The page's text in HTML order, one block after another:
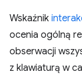
Wskaźnik
ocenia ogólną
obserwacji
z klawiaturą w